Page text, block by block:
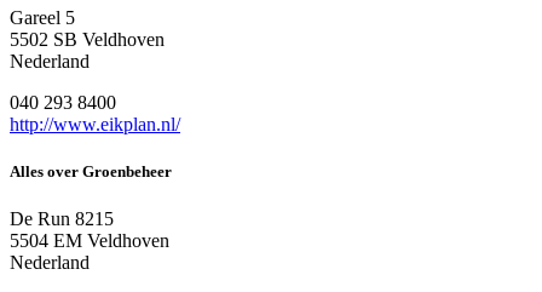
Gareel 5
5502 SB Veldhoven
Nederland
040 293 8400
http://www.eikplan.nl/
Alles over Groenbeheer
De Run 8215
5504 EM Veldhoven
Nederland